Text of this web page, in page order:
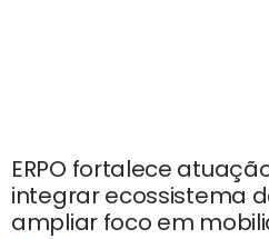
ERPO fortalece
integrar ecossistema
ampliar foco em